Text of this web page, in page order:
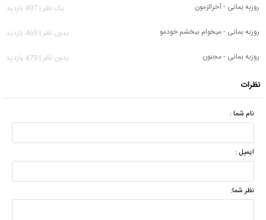
روزبه بمانی - آخرالزمون
يک نظر | 497 بازدید
روزبه بمانی - میخوام ببخشم خودمو
بدون نظر | 469 بازدید
روزبه بمانی - مجنون
بدون نظر | 479 بازدید
نظرات
نام شما :
ایمیل :
نظر شما: